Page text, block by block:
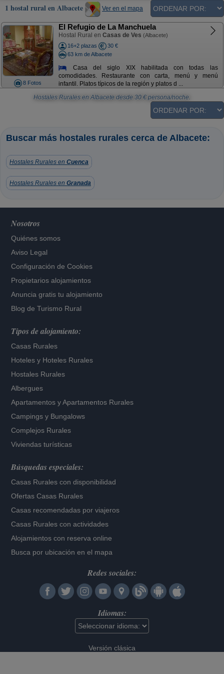
1 hostal rural en Albacete Ver en el mapa
8 Fotos
El Refugio de La Manchuela
Hostal Rural en Casas de Ves (Albacete)
16+2 plazas
30 €
63 km de Albacete
Casa del siglo XIX habilitada con todas las
comodidades. Restaurante con carta, menú y menú
infantil. Platos típicos de la región y platos d ...
Hostales Rurales en Albacete desde 30 € persona/noche.
Buscar más hostales rurales cerca de Albacete:
Hostales Rurales en Cuenca
Hostales Rurales en Granada
Nosotros
Quiénes somos
Aviso Legal
Configuración de Cookies
Propietarios alojamientos
Anuncia gratis tu alojamiento
Blog de Turismo Rural
Tipos de alojamiento:
Casas Rurales
Hoteles y Hoteles Rurales
Hostales Rurales
Albergues
Apartamentos yApartamentos Rurales
Campings y Bungalows
Complejos Rurales
Viviendas turísticas
Búsquedas especiales:
Casas Rurales con disponibilidad
Ofertas Casas Rurales
Casas recomendadas por viajeros
Casas Rurales con actividades
Alojamientos con reserva online
Busca por ubicación en el mapa
Redes sociales:
Idiomas:
Versión clásica